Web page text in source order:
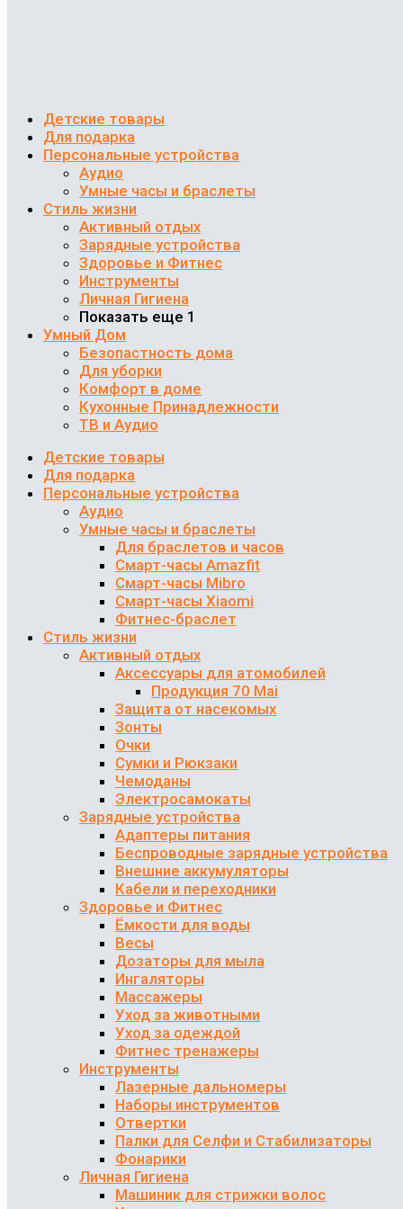
Детские товары
Для подарка
Персональные устройства
Аудио
Умные часы и браслеты
Стиль жизни
Активный отдых
Зарядные устройства
Здоровье и Фитнес
Инструменты
Личная Гигиена
Показать еще 1
Умный Дом
Безопастность дома
Для уборки
Комфорт в доме
Кухонные Принадлежности
ТВ и Аудио
Детские товары
Для подарка
Персональные устройства
Аудио
Умные часы и браслеты
Для браслетов и часов
Смарт-часы Amazfit
Смарт-часы Mibro
Смарт-часы Xiaomi
Фитнес-браслет
Стиль жизни
Активный отдых
Аксессуары для атомобилей
Продукция 70 Mai
Защита от насекомых
Зонты
Очки
Сумки и Рюкзаки
Чемоданы
Электросамокаты
Зарядные устройства
Адаптеры питания
Беспроводные зарядные устройства
Внешние аккумуляторы
Кабели и переходники
Здоровье и Фитнес
Ёмкости для воды
Весы
Дозаторы для мыла
Ингаляторы
Массажеры
Уход за животными
Уход за одеждой
Фитнес тренажеры
Инструменты
Лазерные дальномеры
Наборы инструментов
Отвертки
Палки для Селфи и Стабилизаторы
Фонарики
Личная Гигиена
Машиник для стрижки волос